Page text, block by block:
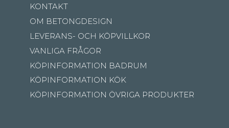
KONTAKT
OM BETONGDESIGN
LEVERANS- OCH KÖPVILLKOR
VANLIGA FRÅGOR
KÖPINFORMATION BADRUM
KÖPINFORMATION KÖK
KÖPINFORMATION ÖVRIGA PRODUKTER